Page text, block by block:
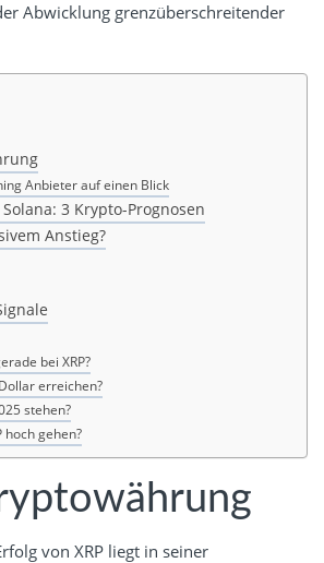
Abwicklung grenzüberschreitender
Anbieter auf einen Blick
3 Krypto-Prognosen
Anstieg?
bei XRP?
erreichen?
stehen?
hoch gehen?
von XRP liegt in seiner